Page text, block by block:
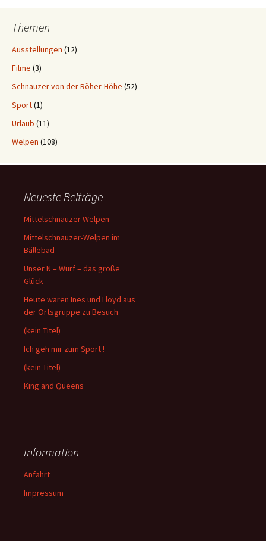
Themen
Ausstellungen (12)
Filme (3)
Schnauzer von der Röher-Höhe (52)
Sport(1)
Urlaub (11)
Welpen (108)
Neueste Beiträge
Mittelschnauzer Welpen
Mittelschnauzer-Welpen im
Bällebad
Unser N – Wurf – das große
Glück
Heute waren Ines und Lloyd aus
der Ortsgruppe zu Besuch
(kein Titel)
Ich geh mir zum Sport !
(kein Titel)
King and Queens
Information
Anfahrt
Impressum